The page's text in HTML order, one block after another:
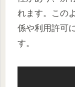
れます。この
係や利用許可
す。